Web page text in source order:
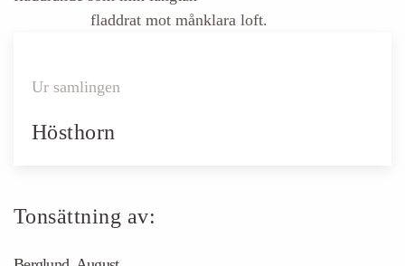
fladdrat mot månklara loft.
Ur samlingen
Hösthorn
Tonsättning av: